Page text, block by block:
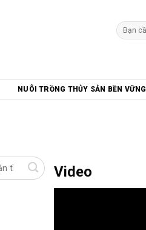
Tìm
kiếm:
NUÔI TRỒNG THỦY SẢN BỀN VỮNG
Video